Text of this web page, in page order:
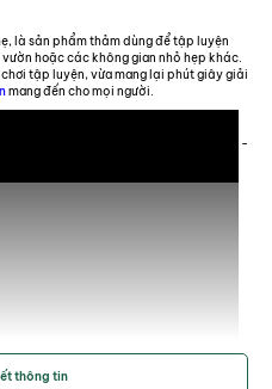
bóng nhựa xoay 360, quả bóng
su ngắn
là sản phẩm thảm dùng để tập luyện
hoặc các không gian nhỏ hẹp khác.
tập luyện, vừa mang lại phút giây giải
mang đến cho mọi người.
-
thông tin